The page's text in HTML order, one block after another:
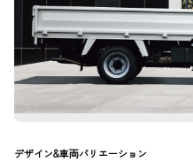
デザイン&車両バリエーション